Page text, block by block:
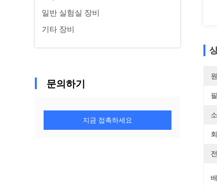
일반 실험실 장비
기타 장비
문의하기
지금 접촉하세요